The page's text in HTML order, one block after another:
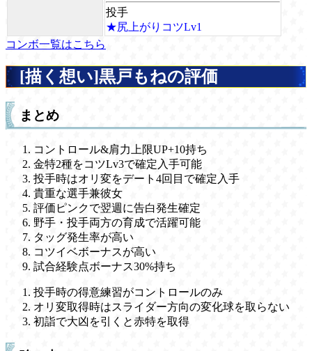
投手
★尻上がりコツLv1
コンボ一覧はこちら
[描く想い]黒戸もねの評価
まとめ
コントロール&肩力上限UP+10持ち
金特2種をコツLv3で確定入手可能
投手時はオリ変をデート4回目で確定入手
貴重な選手兼彼女
評価ピンクで翌週に告白発生確定
野手・投手両方の育成で活躍可能
タッグ発生率が高い
コツイベボーナスが高い
試合経験点ボーナス30%持ち
投手時の得意練習がコントロールのみ
オリ変取得時はスライダー方向の変化球を取らない
初詣で大凶を引くと赤特を取得